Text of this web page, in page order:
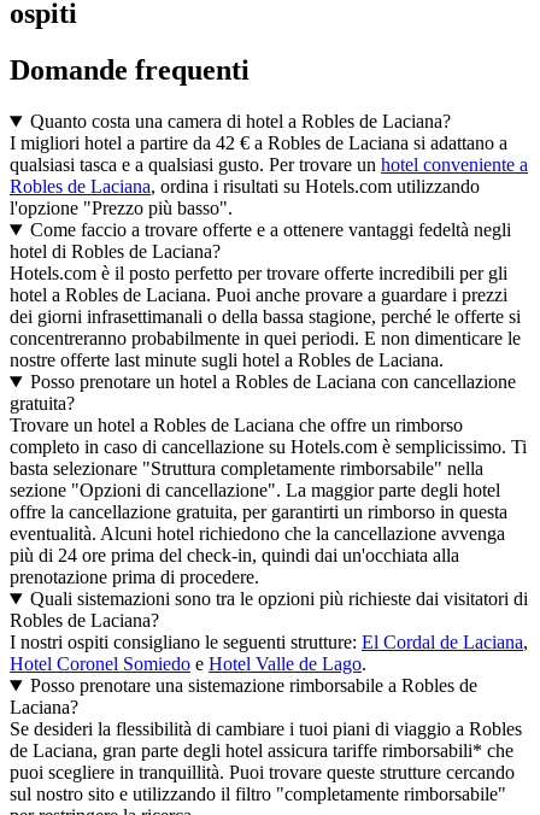
ospiti
Domande frequenti
Quanto costa una camera di hotel a Robles de Laciana?
I migliori hotel a partire da 42 € a Robles de Laciana si adattano a
qualsiasi tasca e a qualsiasi gusto. Per trovare un hotel conveniente a
Robles de Laciana, ordina i risultati su Hotels.com utilizzando
l'opzione "Prezzo più basso".
Come faccio a trovare offerte e a ottenere vantaggi fedeltà negli
hotel di Robles de Laciana?
Hotels.com è il posto perfetto per trovare offerte incredibili per gli
hotel a Robles de Laciana. Puoi anche provare a guardare i prezzi
dei giorni infrasettimanali o della bassa stagione, perché le offerte si
concentreranno probabilmente in quei periodi. E non dimenticare le
nostre offerte last minute sugli hotel a Robles de Laciana.
Posso prenotare un hotel a Robles de Laciana con cancellazione
gratuita?
Trovare un hotel a Robles de Laciana che offre un rimborso
completo in caso di cancellazione su Hotels.com è semplicissimo. Ti
basta selezionare "Struttura completamente rimborsabile" nella
sezione "Opzioni di cancellazione". La maggior parte degli hotel
offre la cancellazione gratuita, per garantirti un rimborso in questa
eventualità. Alcuni hotel richiedono che la cancellazione avvenga
più di 24 ore prima del check-in, quindi dai un'occhiata alla
prenotazione prima di procedere.
Quali sistemazioni sono tra le opzioni più richieste dai visitatori di
Robles de Laciana?
I nostri ospiti consigliano le seguenti strutture: El Cordal de Laciana,
Hotel Coronel Somiedo e Hotel Valle de Lago.
Posso prenotare una sistemazione rimborsabile a Robles de
Laciana?
Se desideri la flessibilità di cambiare i tuoi piani di viaggio a Robles
de Laciana, gran parte degli hotel assicura tariffe rimborsabili* che
puoi scegliere in tranquillità. Puoi trovare queste strutture cercando
sul nostro sito e utilizzando il filtro "completamente rimborsabile"